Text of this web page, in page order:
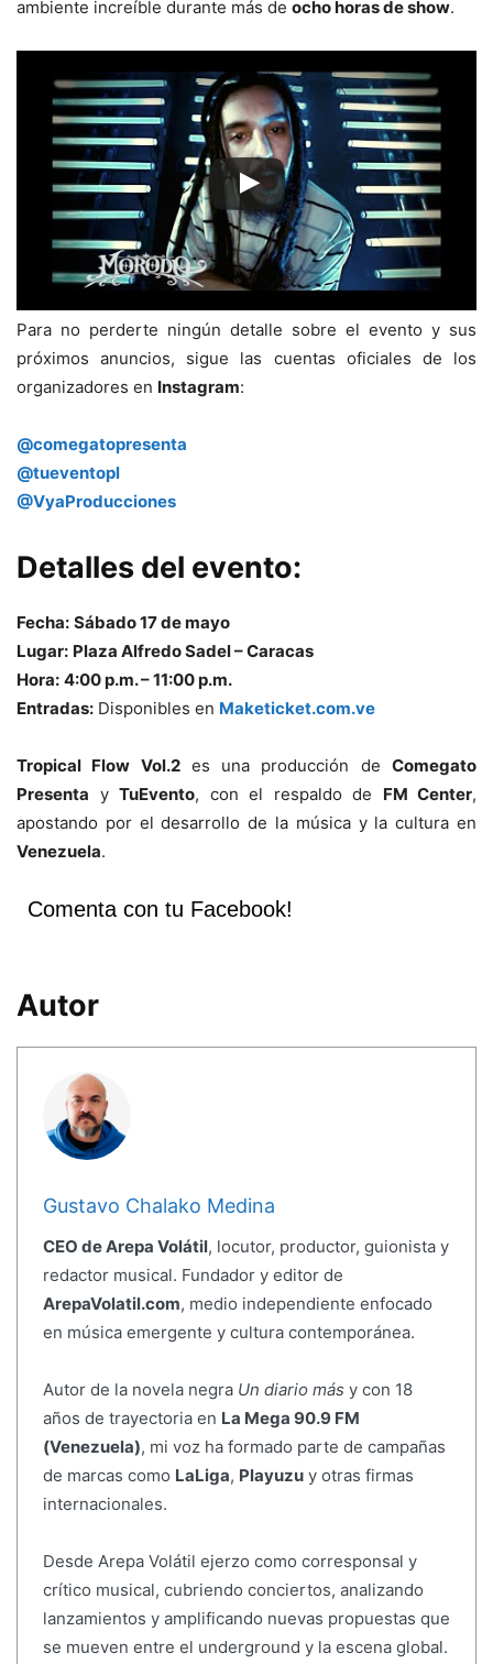
ambiente increíble durante más de ocho horas de show.
Para no perderte ningún detalle sobre el evento y sus
próximos anuncios, sigue las cuentas oficiales de los
organizadores en Instagram:
@comegatopresenta
@tueventopl
@VyaProducciones
Detalles del evento:
Fecha: Sábado 17 de mayo
Lugar: Plaza Alfredo Sadel – Caracas
Hora: 4:00 p.m. – 11:00 p.m.
Entradas: Disponibles en Maketicket.com.ve
Tropical Flow Vol.2es una producción deComegato
Presenta y TuEvento, con el respaldo de FM Center,
apostando por el desarrollo de la música y la cultura en
Venezuela.
Comenta con tu Facebook!
Autor
Gustavo Chalako Medina
CEO de Arepa Volátil, locutor, productor, guionista y
redactor musical. Fundador y editor de
ArepaVolatil.com, medio independiente enfocado
en música emergente y cultura contemporánea.
Autor de la novela negra Un diario más y con 18
años de trayectoria en La Mega 90.9 FM
(Venezuela), mi voz ha formado parte de campañas
de marcas como LaLiga, Playuzuy otras firmas
internacionales.
Desde Arepa Volátil ejerzo como corresponsal y
crítico musical, cubriendo conciertos, analizando
lanzamientos y amplificando nuevas propuestas que
se mueven entre el underground y la escena global.